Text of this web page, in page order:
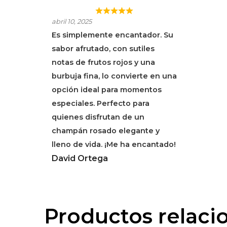
PIPER-HEIDSEICK
ROSE
abril 10, 2025
Es simplemente encantador. Su
sabor afrutado, con sutiles
notas de frutos rojos y una
burbuja fina, lo convierte en una
opción ideal para momentos
especiales. Perfecto para
quienes disfrutan de un
champán rosado elegante y
lleno de vida. ¡Me ha encantado!
David Ortega
Productos